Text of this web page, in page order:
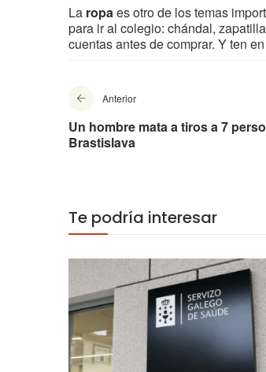
La ropaes otro de los temas
para ir al colegio: chándal,
cuentas antes de comprar. Y ten
Anterior
Un hombre mata a tiros a 7
Brastislava
Te podría interesar